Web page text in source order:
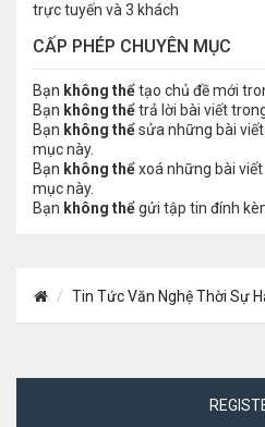
trực tuyến và 3 khách
CẤP PHÉP CHUYÊN MỤC
Bạn không thểtạo chủ đề mới
Bạn không thểtrả lời bài viết
Bạn không thểsửa những bài
mục này.
Bạn không thểxoá những bài
mục này.
Bạn không thểgửi tập tin đính
Tin Tức Văn Nghệ Thời Sự